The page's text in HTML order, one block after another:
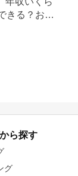
きる？おす
ら探す
グ